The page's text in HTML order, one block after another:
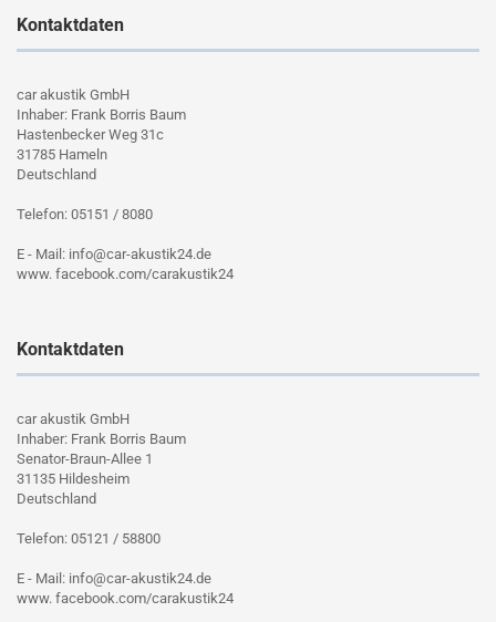
Kontaktdaten
car akustik GmbH
Inhaber: Frank Borris Baum
Hastenbecker Weg 31c
31785 Hameln
Deutschland
Telefon: 05151 / 8080
E - Mail: info@car-akustik24.de
www. facebook.com/carakustik24
Kontaktdaten
car akustik GmbH
Inhaber: Frank Borris Baum
Senator-Braun-Allee 1
31135 Hildesheim
Deutschland
Telefon: 05121 / 58800
E - Mail: info@car-akustik24.de
www. facebook.com/carakustik24